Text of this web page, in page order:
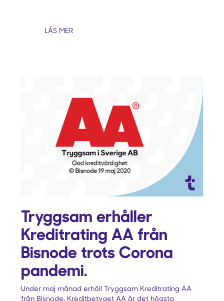
LÄS MER
Tryggsam erhåller
Kreditrating AA från
Bisnode trots Corona
pandemi.
Under maj månad erhöll Tryggsam Kreditrating AA
från Bisnode. Kreditbetyget AA är det högsta